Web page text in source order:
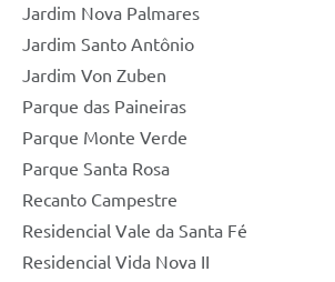
Jardim Nova Palmares
Jardim Santo Antônio
Jardim Von Zuben
Parque das Paineiras
Parque Monte Verde
Parque Santa Rosa
Recanto Campestre
Residencial Vale da Santa Fé
Residencial Vida Nova II